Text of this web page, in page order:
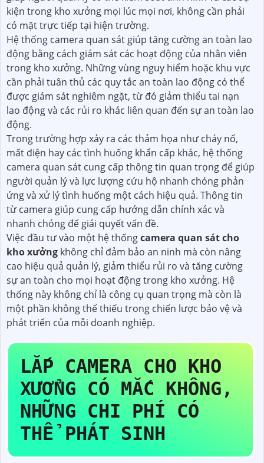
kiện trong kho xưởng mọi lúc mọi nơi, không cần phải
có mặt trực tiếp tại hiện trường.
Hệ thống camera quan sát giúp tăng cường an toàn lao
động bằng cách giám sát các hoạt động của nhân viên
trong kho xưởng. Những vùng nguy hiểm hoặc khu vực
cần phải tuân thủ các quy tắc an toàn lao động có thể
được giám sát nghiêm ngặt, từ đó giảm thiểu tai nạn
lao động và các rủi ro khác liên quan đến sự an toàn lao
động.
Trong trường hợp xảy ra các thảm họa như cháy nổ,
mất điện hay các tình huống khẩn cấp khác, hệ thống
camera quan sát cung cấp thông tin quan trọng để giúp
người quản lý và lực lượng cứu hộ nhanh chóng phản
ứng và xử lý tình huống một cách hiệu quả. Thông tin
từ camera giúp cung cấp hướng dẫn chính xác và
nhanh chóng để giải quyết vấn đề.
Việc đầu tư vào một hệ thốngcamera quan sát cho
kho xưởng không chỉ đảm bảo an ninh mà còn nâng
cao hiệu quả quản lý, giảm thiểu rủi ro và tăng cường
sự an toàn cho mọi hoạt động trong kho xưởng. Hệ
thống này không chỉ là công cụ quan trọng mà còn là
một phần không thể thiếu trong chiến lược bảo vệ và
phát triển của mỗi doanh nghiệp.
LẮP CAMERA CHO KHO
XƯỞNG CÓ MẮC KHÔNG,
NHỮNG CHI PHÍ CÓ
THỂ PHÁT SINH